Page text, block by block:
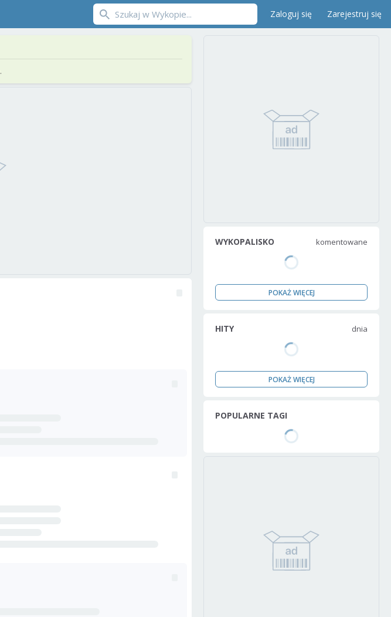
Zaloguj się Zarejestruj się
.
WYKOPALISKO komentowane
POKAŻ WIĘCEJ
HITY dnia
POKAŻ WIĘCEJ
POPULARNE TAGI